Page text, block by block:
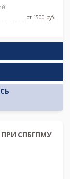
от 1500 pуб.
СПБГПМУ